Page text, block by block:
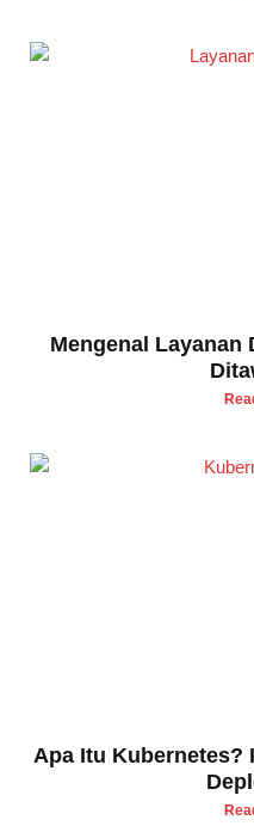
Mengenal Layanan
Apa Itu Kubernetes?